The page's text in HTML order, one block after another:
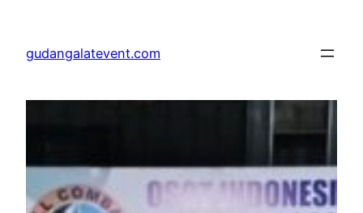
konten
gudangalatevent.com